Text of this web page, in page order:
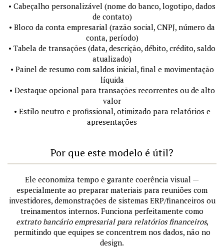
• Cabeçalho personalizável (nome do banco, logotipo, dados
de contato)
• Bloco da conta empresarial (razão social, CNPJ, número da
conta, período)
• Tabela de transações (data, descrição, débito, crédito, saldo
atualizado)
• Painel de resumo com saldos inicial, final e movimentação
líquida
• Destaque opcional para transações recorrentes ou de alto
valor
• Estilo neutro e profissional, otimizado para relatórios e
apresentações
Por que este modelo é útil?
Ele economiza tempo e garante coerência visual —
especialmente ao preparar materiais para reuniões com
investidores, demonstrações de sistemas ERP/financeiros ou
treinamentos internos. Funciona perfeitamente como
extrato bancário empresarial para relatórios financeiros,
permitindo que equipes se concentrem nos dados, não no
design.